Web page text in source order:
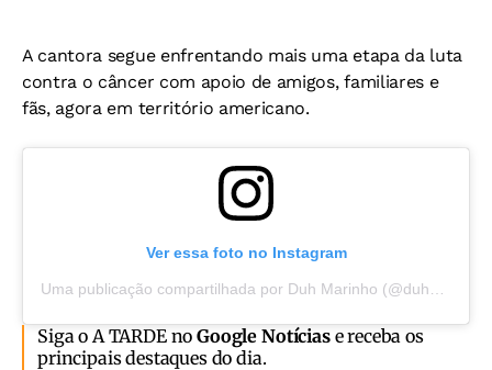
A cantora segue enfrentando mais uma etapa da luta
contra o câncer com apoio de amigos, familiares e
fãs, agora em território americano.
Ver essa foto no Instagram
Siga o A TARDE noGoogle Notíciase receba os
principais destaques do dia.